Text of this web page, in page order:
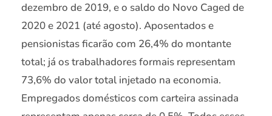
dezembro de 2019, e o saldo do Novo Caged de
2020 e 2021 (até agosto). Aposentados e
pensionistas ficarão com 26,4% do montante
total; já os trabalhadores formais representam
73,6% do valor total injetado na economia.
Empregados domésticos com carteira assinada